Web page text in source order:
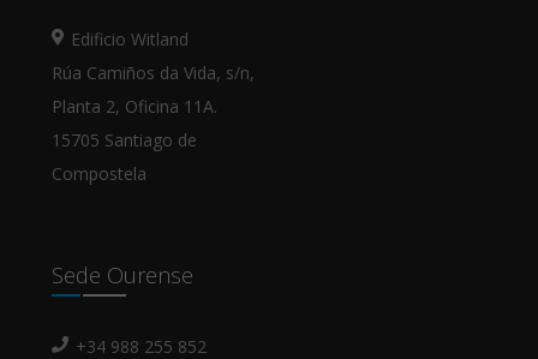
Edificio Witland
Rúa Camiños da Vida, s/n,
Planta 2, Oficina 11A.
15705 Santiago de
Compostela
Sede Ourense
+34 988 255 852